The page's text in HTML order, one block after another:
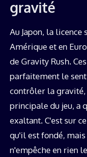
gravité
Au Japon, la licence
Amérique et en
de Gravity Rush.
parfaitement le
contrôler la gravité,
principale du jeu, a
exaltant. C'est sur
qu'il est fondé,
n'empêche en rien